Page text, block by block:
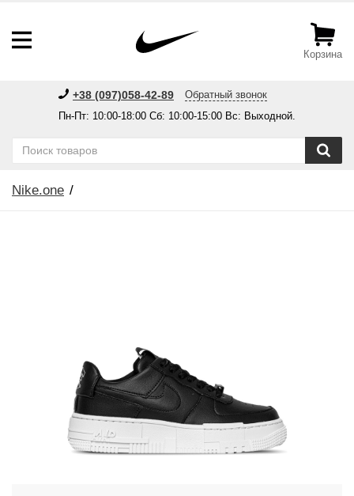
Корзина
+38 (097)058-42-89
Обратный звонок
Пн-Пт: 10:00-18:00 Сб: 10:00-15:00 Вс: Выходной.
Nike.one